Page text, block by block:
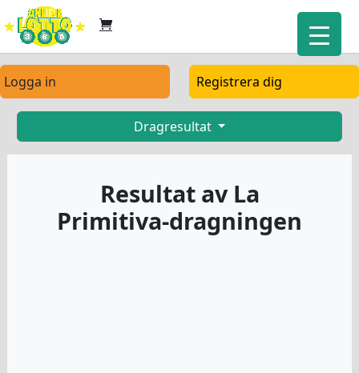
Logga in Registrera dig
Dragresultat
Resultat av La
Primitiva-dragningen